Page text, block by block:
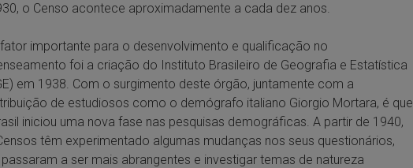
o Censo acontece aproximadamente a cada dez anos.
importante para o desenvolvimento e qualificação no
foi a criação do Instituto Brasileiro de Geografia e Estatística
em 1938. Com o surgimento deste órgão, juntamente com a
de estudiosos como o demógrafo italiano Giorgio Mortara, é que
iniciou uma nova fase nas pesquisas demográficas. A partir de 1940,
têm experimentado algumas mudanças nos seus questionários,
passaram a ser mais abrangentes e investigar temas de natureza